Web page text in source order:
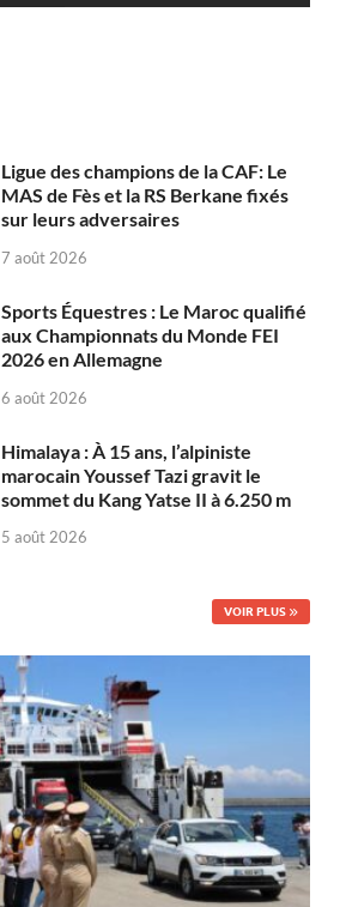
Ligue des champions de la CAF: Le
MAS de Fès et la RS Berkane fixés
sur leurs adversaires
7 août 2026
Sports Équestres : Le Maroc qualifié
aux Championnats du Monde FEI
2026 en Allemagne
6 août 2026
Himalaya : À 15 ans, l’alpiniste
marocain Youssef Tazi gravit le
sommet du Kang Yatse II à 6.250 m
5 août 2026
VOIR PLUS